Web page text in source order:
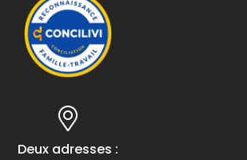
Deux adresses :